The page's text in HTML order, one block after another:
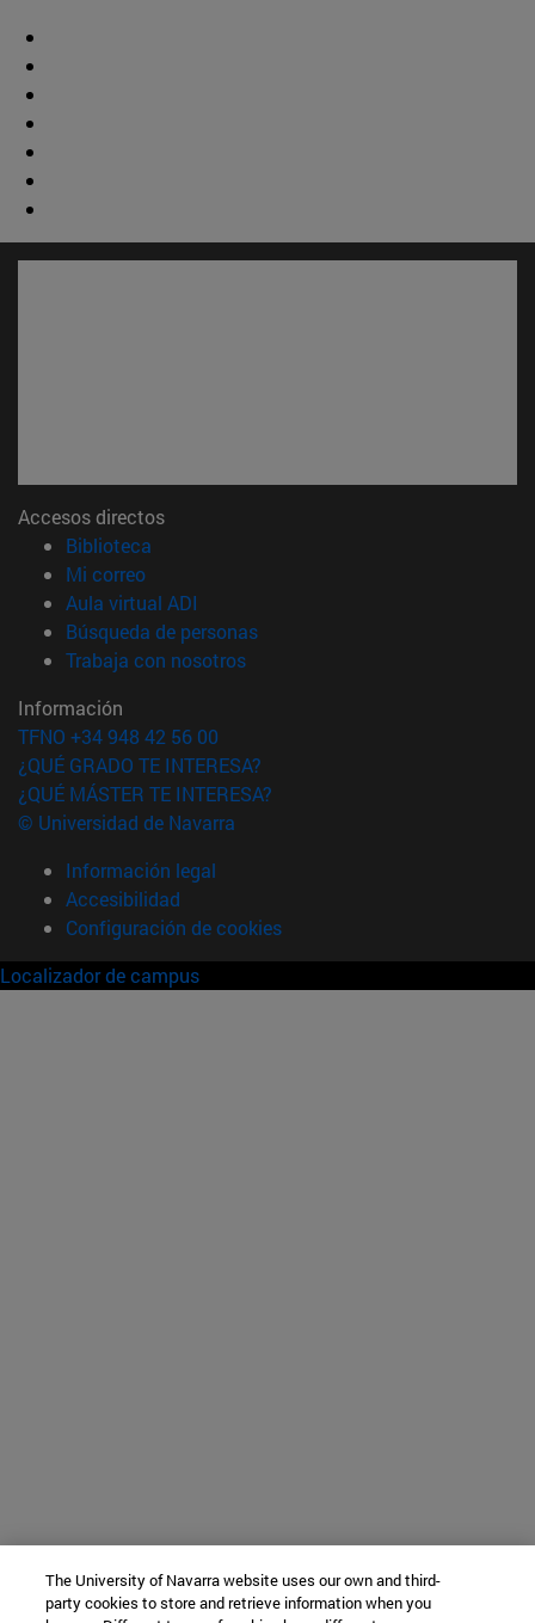
Accesos directos
Biblioteca
Mi correo(abre en nueva ventana)
Aula virtual ADI
Búsqueda de personas(abre en nueva ventana)
Trabaja con nosotros(abre en nueva ventana)
Información
TFNO +34 948 42 56 00
¿QUÉ GRADO TE INTERESA?
¿QUÉ MÁSTER TE INTERESA?
© Universidad de Navarra
Información legal
Accesibilidad
Configuración de cookies
Localizador de campus
The University of Navarra website uses our own and third-
party cookies to store and retrieve information when you